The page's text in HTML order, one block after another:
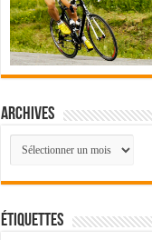
Archives
Archives
Étiquettes